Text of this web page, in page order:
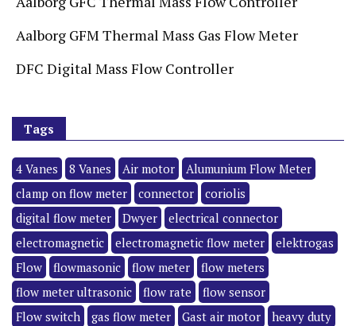
Aalborg GFM Thermal Mass Gas Flow Meter
DFC Digital Mass Flow Controller
Tags
4 Vanes 8 Vanes Air motor
Alumunium Flow Meter
clamp on flow meter
connector
coriolis
digital flow meter
Dwyer
electrical connector
electromagnetic
electromagnetic flow meter
elektrogas
Flow
flowmasonic flow meter
flow meters
flow meter ultrasonic
flow rate
flow sensor
Flow switch
gas flow meter Gast air motor
heavy duty